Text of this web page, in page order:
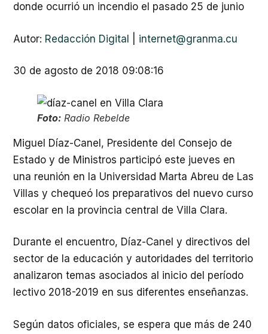
donde ocurrió un incendio el pasado 25 de junio
Autor: Redacción Digital internet@granma.cu
30 de agosto de 2018 09:08:16
Foto: Radio Rebelde
Miguel Díaz-Canel, Presidente del Consejo de
Estado y de Ministros participó este jueves en
una reunión en la Universidad Marta Abreu de Las
Villas y chequeó los preparativos del nuevo curso
escolar en la provincia central de Villa Clara.
Durante el encuentro, Díaz-Canel y directivos del
sector de la educación y autoridades del territorio
analizaron temas asociados al inicio del período
lectivo 2018-2019 en sus diferentes enseñanzas.
Según datos oficiales, se espera que más de 240